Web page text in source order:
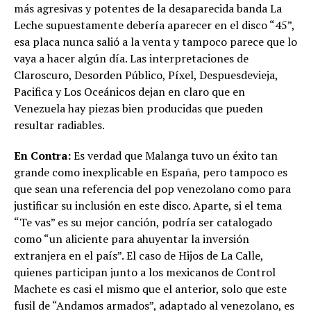
más agresivas y potentes de la desaparecida banda La
Leche supuestamente debería aparecer en el disco “45”,
esa placa nunca salió a la venta y tampoco parece que lo
vaya a hacer algún día. Las interpretaciones de
Claroscuro, Desorden Público, Píxel, Despuesdevieja,
Pacifica y Los Oceánicos dejan en claro que en
Venezuela hay piezas bien producidas que pueden
resultar radiables.
En Contra:Es verdad que Malanga tuvo un éxito tan
grande como inexplicable en España, pero tampoco es
que sean una referencia del pop venezolano como para
justificar su inclusión en este disco. Aparte, si el tema
“Te vas” es su mejor canción, podría ser catalogado
como “un aliciente para ahuyentar la inversión
extranjera en el país”. El caso de Hijos de La Calle,
quienes participan junto a los mexicanos de Control
Machete es casi el mismo que el anterior, solo que este
fusil de “Andamos armados”, adaptado al venezolano, es